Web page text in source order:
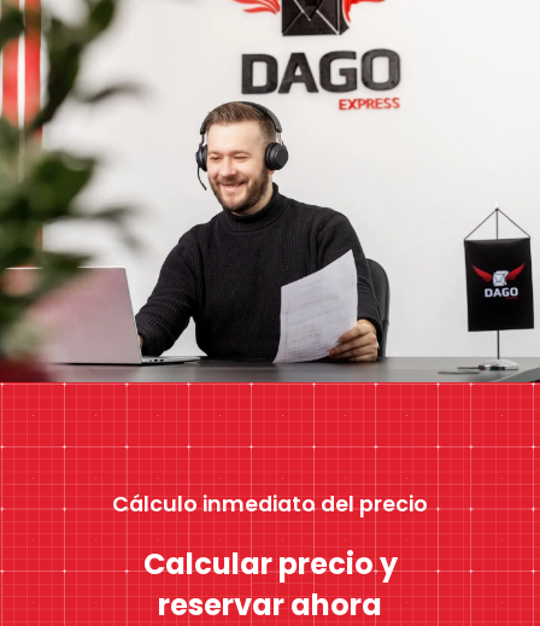
Cálculo inmediato del precio
Calcular precio y
reservar ahora